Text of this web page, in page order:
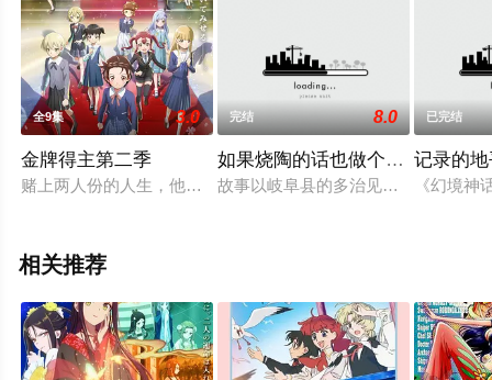
全9集 3.0
金牌得主第二季
赌上两人份的人生，他们有想要实现的伟大梦想！ 日本在世界
完结 8.0
如果烧陶的话也做个马克杯吧第
故事以岐阜县的多治见市为舞台，讲
已完结
记录的
《幻境
相关推荐